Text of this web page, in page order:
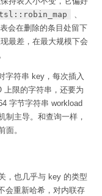
会在删除的条目处留下
最差，在最大规模下会
字符串 key，每次插入
上限的字符串，还要为
字节字符串 workload
制主导。和查询一样，
面。
，也几乎与 key 的类型
会重新哈希，对内联存